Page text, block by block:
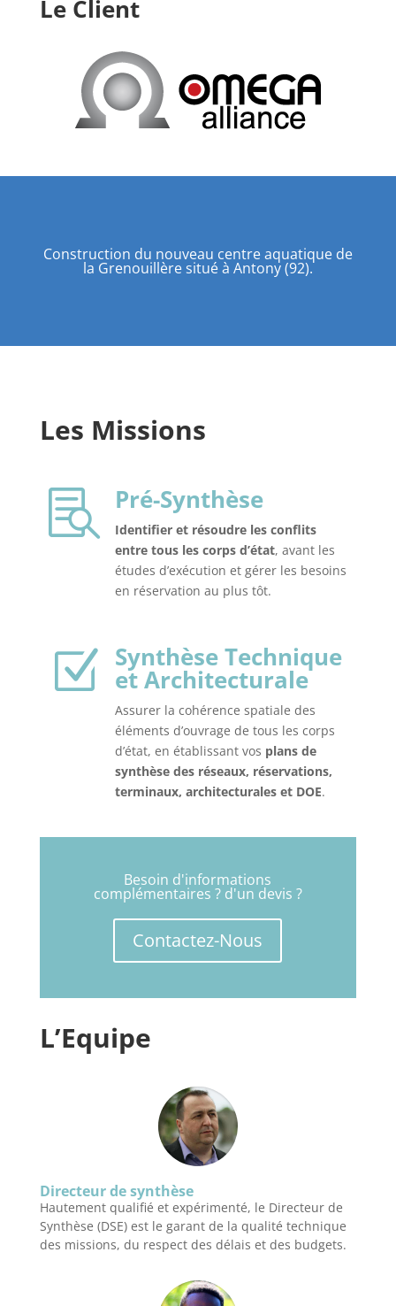
Le Client
Construction du nouveau centre aquatique de
la Grenouillère situé à Antony (92).
Les Missions
 Pré-Synthèse
Identifier et résoudre les conflits
entre tous les corps d’état, avant les
études d’exécution et gérer les besoins
en réservation au plus tôt.
Z Synthèse Technique
et Architecturale
Assurer la cohérence spatiale des
éléments d’ouvrage de tous les corps
d’état, en établissant vos plans de
synthèse des réseaux, réservations,
terminaux, architecturales et DOE.
Besoin d'informations
complémentaires ? d'un devis ?
Contactez-Nous
L’Equipe
Directeur de synthèse
Hautement qualifié et expérimenté, le Directeur de
Synthèse (DSE) est le garant de la qualité technique
des missions, du respect des délais et des budgets.